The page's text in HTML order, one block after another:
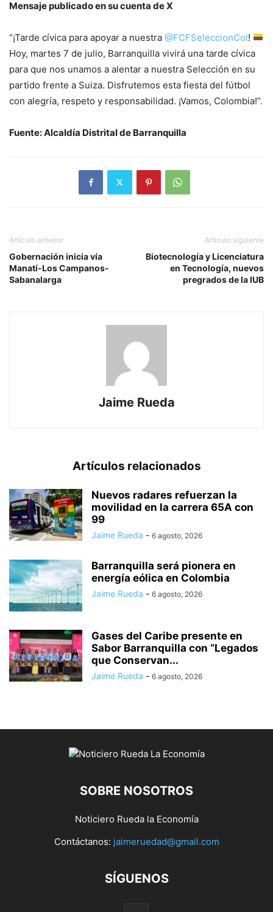
Mensaje publicado en su cuenta de X
“¡Tarde cívica para apoyar a nuestra @FCFSeleccionCol!
Hoy, martes 7 de julio, Barranquilla vivirá una tarde cívica
para que nos unamos a alentar a nuestra Selección en su
partido frente a Suiza. Disfrutemos esta fiesta del fútbol
con alegría, respeto y responsabilidad. ¡Vamos, Colombia!”.
Fuente: Alcaldía Distrital de Barranquilla
Artículo anterior
Gobernación inicia vía
Manatí-Los Campanos-
Sabanalarga
Artículo siguiente
Biotecnología y Licenciatura
en Tecnología, nuevos
pregrados de la IUB
Jaime Rueda
Artículos relacionados
Nuevos radares refuerzan la
movilidad en la carrera 65A con
99
Jaime Rueda - 6 agosto, 2026
Barranquilla será pionera en
energía eólica en Colombia
Jaime Rueda - 6 agosto, 2026
Gases del Caribe presente en
Sabor Barranquilla con “Legados
que Conservan...
Jaime Rueda - 6 agosto, 2026
SOBRE NOSOTROS
Noticiero Rueda la Economía
Contáctanos: jaimeruedad@gmail.com
SÍGUENOS